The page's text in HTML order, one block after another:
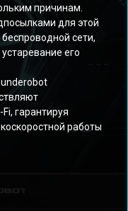
причинам.
для этой
сети,
его
гарантируя
работы